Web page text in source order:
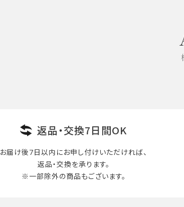
返品・交換7日間OK
お届け後7日以内にお申し付けいただければ、
返品・交換を承ります。
※一部除外の商品もございます。